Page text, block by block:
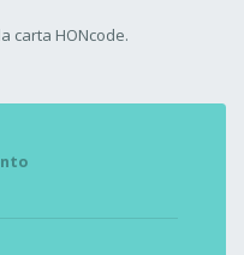
carta HONcode.